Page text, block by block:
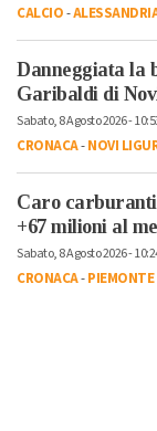
CALCIO-
Danneggiata la
Garibaldi di
Sabato, 8 Agosto 2026 -
CRONACA-NOVI
Caro
+67 milioni al
Sabato, 8 Agosto 2026 -
CRONACA-PIEMONTE